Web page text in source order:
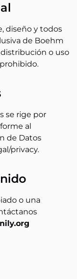
diseño y todos
de Boehm
o uso
se rige por
al
de Datos
privacy.
o una